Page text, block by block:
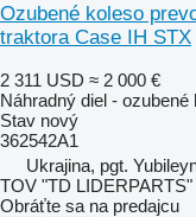
Ozubené koleso
traktora Case IH STX
2 311 USD ≈ 2 000 €
Náhradný diel -
Stav nový
362542A1
Ukrajina, pgt.
TOV "TD LIDERPARTS"
Obráťte sa na predajcu